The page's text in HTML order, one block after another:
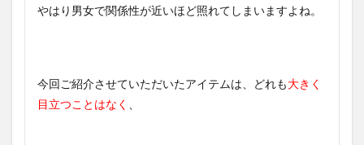
やはり男女で関係性が近いほど照れてしまいますよね。
今回ご紹介させていただいたアイテムは、どれも大きく
目立つことはなく